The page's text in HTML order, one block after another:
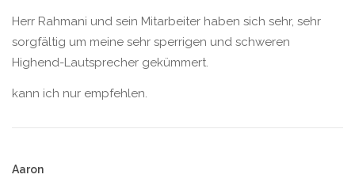
Herr Rahmani und sein Mitarbeiter haben sich sehr, sehr
sorgfältig um meine sehr sperrigen und schweren
Highend-Lautsprecher gekümmert.
kann ich nur empfehlen.
Aaron